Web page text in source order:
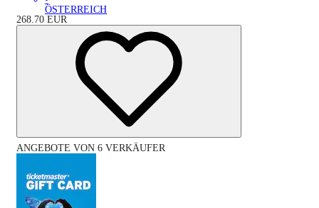
ÖSTERREICH
268.70 EUR
ANGEBOTE VON 6 VERKÄUFER